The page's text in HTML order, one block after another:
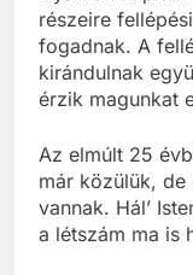
részeire
fogadnak. A
kirándulnak
érzik magunkat
Az elmúlt 25
már közülük,
vannak. Hál’
a létszám ma is